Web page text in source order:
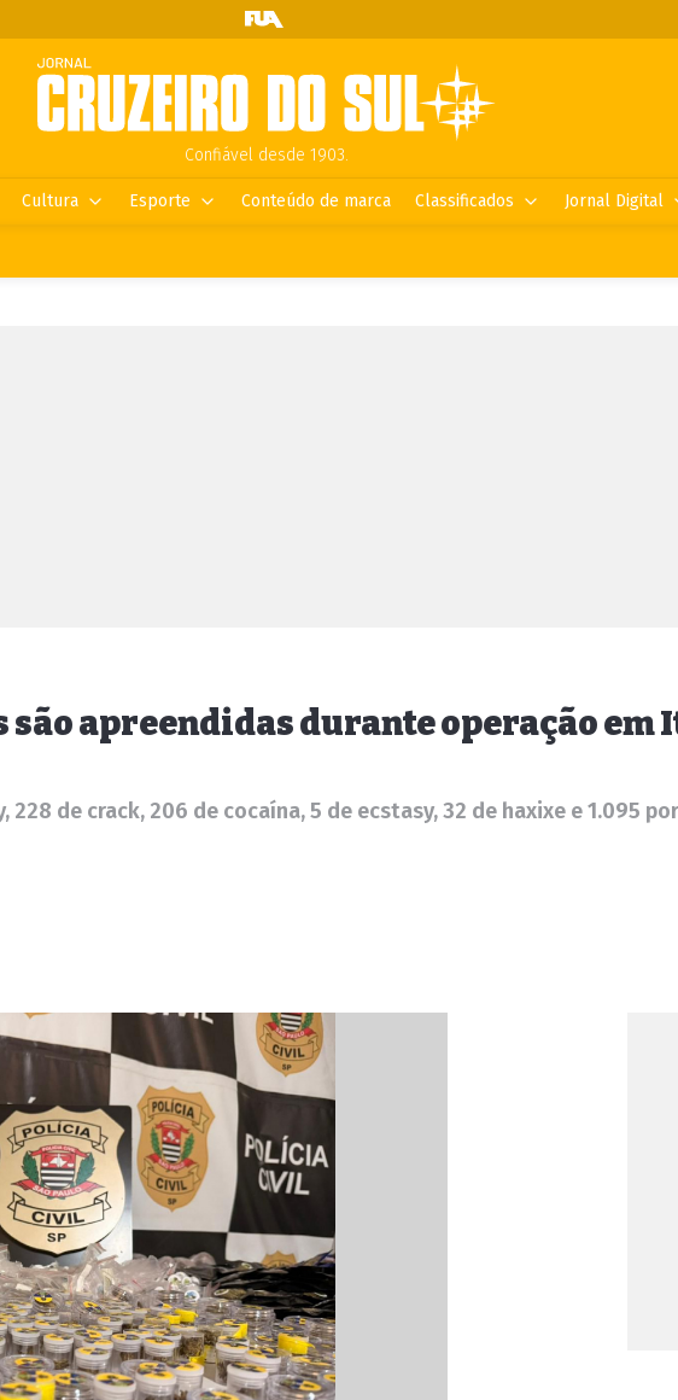
Confiável desde 1903.
Cultura Esporte Conteúdo de marca Classificados Jornal Digital
são apreendidas durante operação em
de crack, 206 de cocaína, 5 de ecstasy, 32 de haxixe e 1.095